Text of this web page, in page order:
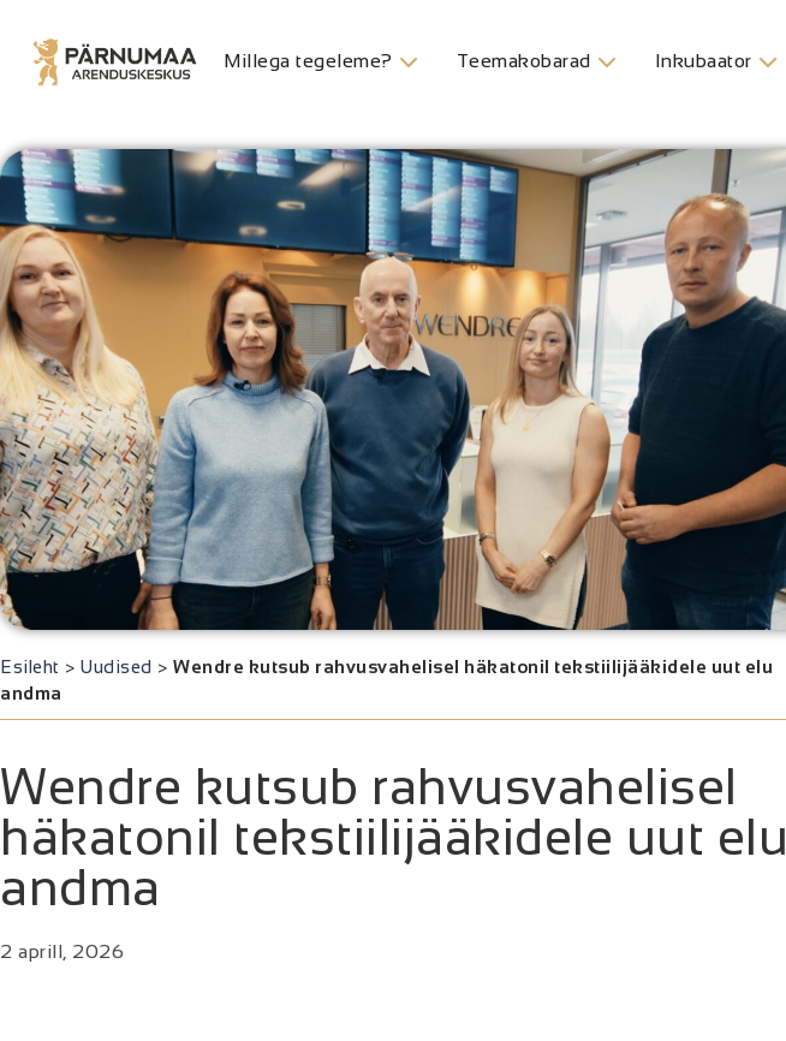
Millega tegeleme? Teemakobarad Inkubaator
Esileht > Uudised > Wendre kutsub rahvusvahelisel häkatonil tekstiilijääkidele uut elu
andma
Wendre kutsub rahvusvahelisel
häkatonil tekstiilijääkidele uut elu
andma
2 aprill, 2026